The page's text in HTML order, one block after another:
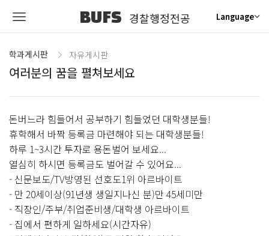
BUFS 경찰행정전공 Language
학과게시판 자유게시판
여러분의 꿈을 펼쳐보세요
돈버느라 힘들어서 공부하기 힘들었던 대학생분들!
휴학해서 바짝 등록금 마련해야 되는 대학생분들!
하루 1~3시간 투자로 용돈벌어 보세요...
열심히 하시면 등록금도 벌어갈 수 있어요...
- 신문보도/TV방영된 선호도1위 아르바이트
- 만 20세이상(91년생 생일지나신 분)만 45세미만
- 직장인/주부/취업준비생/대학생 아르바이트
- 집에서 편하게 일하세요(시간자유)